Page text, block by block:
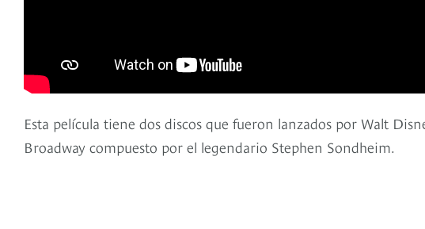
Esta película tiene dos discos que fueron lanzados por Walt
Broadway compuesto por el legendario Stephen Sondheim.